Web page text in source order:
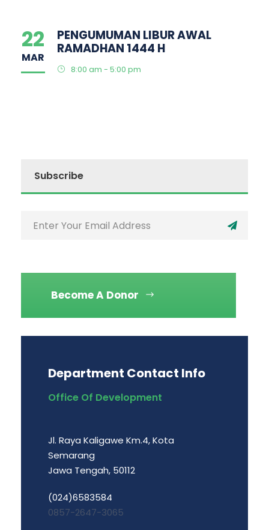
22
MAR
PENGUMUMAN LIBUR AWAL
RAMADHAN 1444 H
8:00 am - 5:00 pm
Subscribe
Become A Donor
Department Contact Info
Office Of Development
Jl. Raya Kaligawe Km.4, Kota
Semarang
Jawa Tengah, 50112
(024)6583584
0857-2647-3065